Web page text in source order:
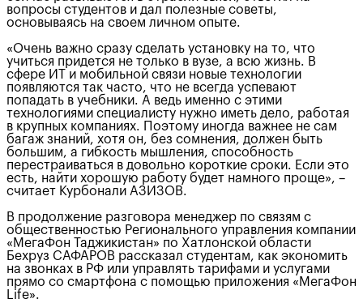
вопросы студентов и дал полезные советы,
основываясь на своем личном опыте.
«Очень важно сразу сделать установку на то, что
учиться придется не только в вузе, а всю жизнь. В
сфере ИТ и мобильной связи новые технологии
появляются так часто, что не всегда успевают
попадать в учебники. А ведь именно с этими
технологиями специалисту нужно иметь дело, работая
в крупных компаниях. Поэтому иногда важнее не сам
багаж знаний, хотя он, без сомнения, должен быть
большим, а гибкость мышления, способность
перестраиваться в довольно короткие сроки. Если это
есть, найти хорошую работу будет намного проще», –
считает Курбонали АЗИЗОВ.
В продолжение разговора менеджер по связям с
общественностью Регионального управления компании
«МегаФон Таджикистан» по Хатлонской области
Бехруз САФАРОВ рассказал студентам, как экономить
на звонках в РФ или управлять тарифами и услугами
прямо со смартфона с помощью приложения «МегаФон
Life».